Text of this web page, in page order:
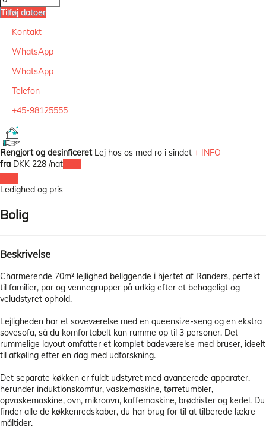
Tilføj datoer
Kontakt
WhatsApp
WhatsApp
Telefon
+45-98125555
Rengjort og desinficeret Lej hos os med ro i sindet + INFO
fra DKK 228 /nat
Ledighed og pris
Bolig
Beskrivelse
Charmerende 70m² lejlighed beliggende i hjertet af Randers, perfekt
til familier, par og vennegrupper på udkig efter et behageligt og
veludstyret ophold.
Lejligheden har et soveværelse med en queensize-seng og en ekstra
sovesofa, så du komfortabelt kan rumme op til 3 personer. Det
rummelige layout omfatter et komplet badeværelse med bruser, ideelt
til afkøling efter en dag med udforskning.
Det separate køkken er fuldt udstyret med avancerede apparater,
herunder induktionskomfur, vaskemaskine, tørretumbler,
opvaskemaskine, ovn, mikroovn, kaffemaskine, brødrister og kedel. Du
finder alle de køkkenredskaber, du har brug for til at tilberede lækre
måltider.